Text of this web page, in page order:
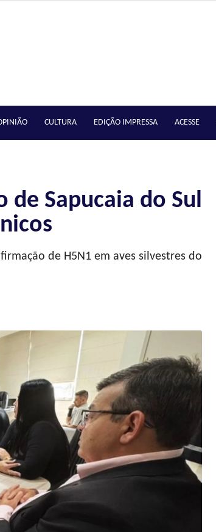
CULTURA EDIÇÃO IMPRESSA ACESSE
Sapucaia do Sul
de H5N1 em aves silvestres do